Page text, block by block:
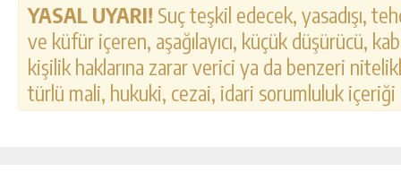
YASAL UYARI! Suç teşkil edecek, yasadışı,
ve küfür içeren, aşağılayıcı, küçük düşürücü,
kişilik haklarına zarar verici ya da benzeri
türlü mali, hukuki, cezai, idari sorumluluk